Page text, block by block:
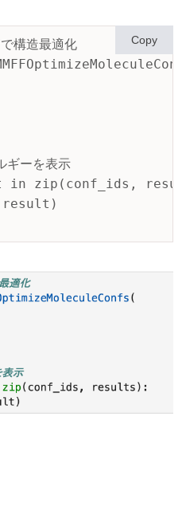
構造最適化
ギーを表示
in zip(conf_ids,
Copy